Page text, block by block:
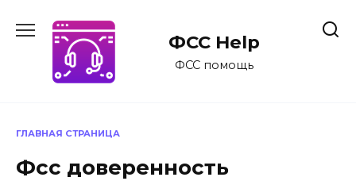
содержанию
ФСС Help
ФСС помощь
ГЛАВНАЯ СТРАНИЦА
Фсс доверенность